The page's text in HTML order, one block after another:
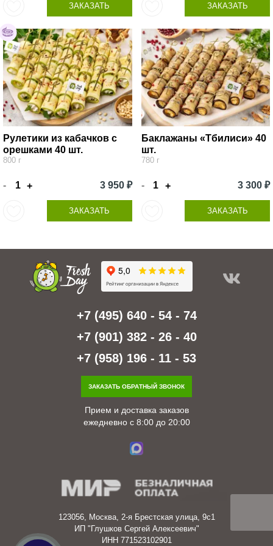
ЗАКАЗАТЬ ЗАКАЗАТЬ
Рулетики из кабачков с
орешками 40 шт.
800 г
- + 3 950 ₽
ЗАКАЗАТЬ
Баклажаны «Тбилиси» 40
шт.
780 г
- + 3 300 ₽
ЗАКАЗАТЬ
+7 (495) 640 - 54 - 74
+7 (901) 382 - 26 - 40
+7 (958) 196 - 11 - 53
ЗАКАЗАТЬ ОБРАТНЫЙ ЗВОНОК
Прием и доставка заказов
ежедневно с 8:00 до 20:00
123056, Москва, 2-я Брестская улица, 9с1
ИП "Глушков Сергей Алексеевич"
ИНН 771523102901